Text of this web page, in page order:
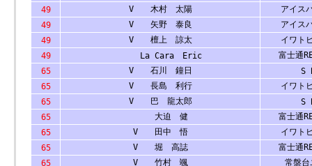
49
V 木村 太陽
アイス
49
V 矢野 泰良
アイス
49
V 檀上 諒太
イワト
49
La Cara Eric
富士通
65
V 石川 鐘日
S
65
V 長島 利行
イワト
65
V 巴 龍太郎
S
65
大迫 健
富士通
65
V 田中 悟
イワト
65
V 堀 高誌
富士通
65
V 竹村 颯
常盤台